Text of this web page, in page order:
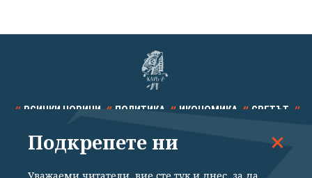
ВСИЧКИ НОВИНИ ПОЛИТИКА ИКОНОМИКА СВЕТЪТ
СПОРТ КУЛТУРА ТЕХНОЛОГИИ КАЛЕЙДОСКОП
Подкрепете ни